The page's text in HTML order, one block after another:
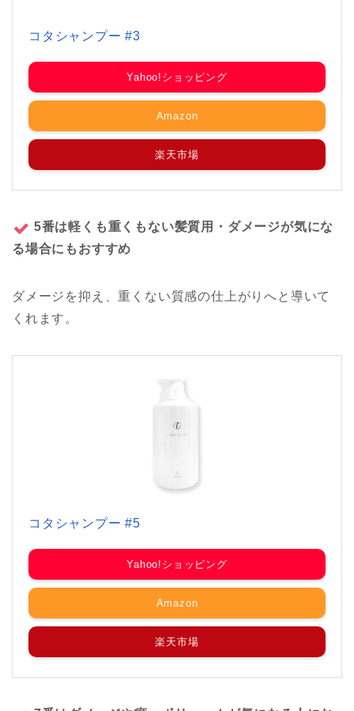
コタシャンプー #3
Yahoo!ショッピング
Amazon
楽天市場
5番は軽くも重くもない髪質用・ダメージが気にな
る場合にもおすすめ
ダメージを抑え、重くない質感の仕上がりへと導いて
くれます。
コタシャンプー #5
Yahoo!ショッピング
Amazon
楽天市場